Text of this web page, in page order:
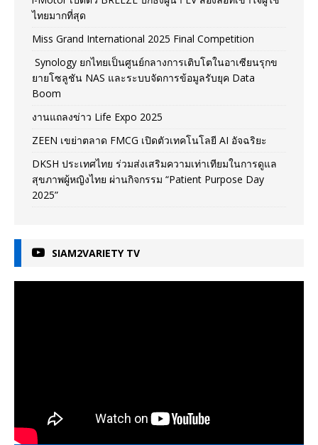
ไทยมากที่สุด
Miss Grand International 2025 Final Competition
Synology ยกไทยเป็นศูนย์กลางการเติบโตในอาเซียนรุกข
ยายโซลูชัน NAS และระบบจัดการข้อมูลรับยุค Data
Boom
งานแถลงข่าว Life Expo 2025
ZEEN เขย่าตลาด FMCG เปิดตัวเทคโนโลยี AI อัจฉริยะ
DKSH ประเทศไทย ร่วมส่งเสริมความเท่าเทียมในการดูแล
สุขภาพผู้หญิงไทย ผ่านกิจกรรม “Patient Purpose Day
2025”
SIAM2VARIETY TV